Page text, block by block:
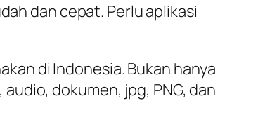
dan cepat. Perlu aplikasi
di Indonesia. Bukan hanya
dokumen, jpg, PNG, dan